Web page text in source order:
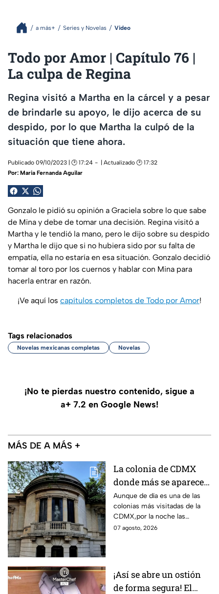
a más+ Series y Novelas Video
Todo por Amor | Capítulo 76 |
La culpa de Regina
Regina visitó a Martha en la cárcel y a pesar
de brindarle su apoyo, le dijo acerca de su
despido, por lo que Martha la culpó de la
situación que tiene ahora.
Publicado 09/10/2023 | 🕑 17:24
| Actualizado 🕑 17:32
Por: Maria Fernanda Aguilar
Gonzalo le pidió su opinión a Graciela sobre lo que sabe
de Mina y debe de tomar una decisión. Regina visitó a
Martha y le tendió la mano, pero le dijo sobre su despido
y Martha le dijo que si no hubiera sido por su falta de
empatía, ella no estaría en esa situación. Gonzalo decidió
tomar al toro por los cuernos y hablar con Mina para
hacerla entrar en razón.
¡Ve aquí los capítulos completos de Todo por Amor!
Tags relacionados
Novelas mexicanas completas Novelas
¡No te pierdas nuestro contenido, sigue a
a+ 7.2 en Google News!
MÁS DE A MÁS +
La colonia de CDMX
donde más se aparecen
fantasmas y causa más
miedo, según la IA
Aunque de día es una de las
colonias más visitadas de la
CDMX,por la noche las
historias cambian.
07 agosto, 2026
¡Así se abre un ostión
de forma segura! El